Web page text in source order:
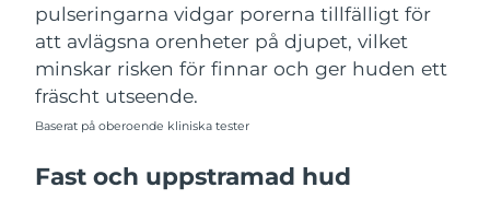
pulseringarna vidgar porerna tillfälligt för
att avlägsna orenheter på djupet, vilket
minskar risken för finnar och ger huden ett
fräscht utseende.
Baserat på oberoende kliniska tester
Fast och uppstramad hud
Schweiz Förväntad leverans
Taiwan Förväntad leverans
Thailand
Turkiet Förväntad leverans